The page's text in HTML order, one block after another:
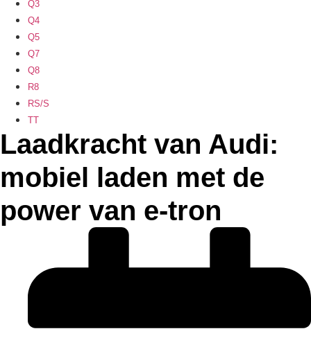
Q3
Q4
Q5
Q7
Q8
R8
RS/S
TT
Laadkracht van Audi:
mobiel laden met de
power van e-tron